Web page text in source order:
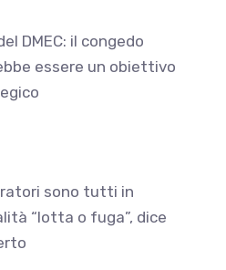
DMEC: il congedo
essere un obiettivo
sono tutti in
“lotta o fuga”, dice